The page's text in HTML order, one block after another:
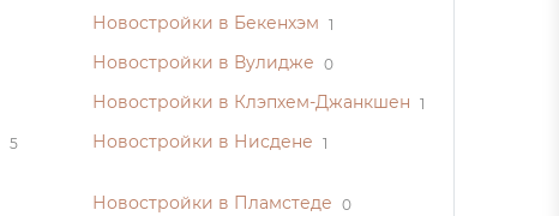
Новостройки в Бекенхэм 1
Новостройки в Вулидже 0
Новостройки в Клэпхем-Джанкшен 1
5 Новостройки в Нисдене 1
Новостройки в Пламстеде 0